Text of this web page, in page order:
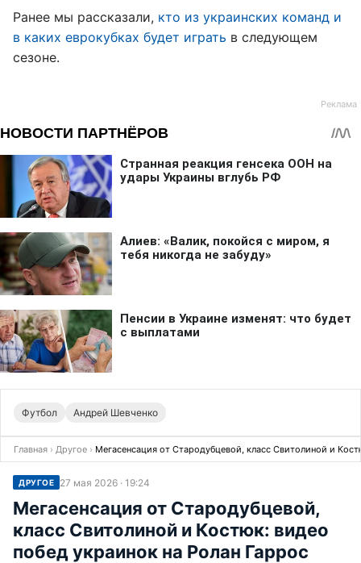
Ранее мы рассказали, кто из украинских команд и
в каких еврокубках будет играть в следующем
сезоне.
Футбол Андрей Шевченко
Главная › Другое › Мегасенсация от Стародубцевой, класс Свитолиной и
ДРУГОЕ 27 мая 2026 · 19:24
Мегасенсация от Стародубцевой,
класс Свитолиной и Костюк: видео
побед украинок на Ролан Гаррос